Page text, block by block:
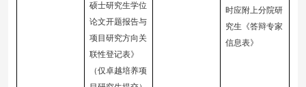
硕士研究生学位
论文开题报告与
项目研究方向关
联性登记表》
（仅卓越培养项
时应附上分院研
究生《答辩专家
信息表》